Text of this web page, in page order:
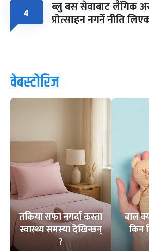
४ ब्लु बस सेवाबाट लैंगिक
प्रोत्साहन नगर्ने नीति
वेबस्टोरिज
तकिया सफा नगर्दा कस्ता
स्वास्थ्य समस्या देखिन्छन्
?
बाल
किन